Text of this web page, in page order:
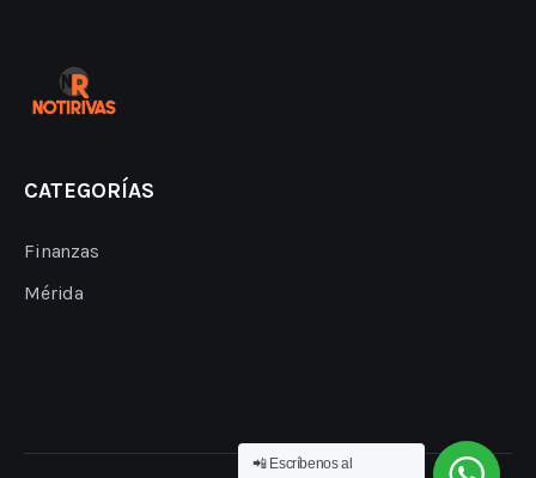
CATEGORÍAS
Finanzas
Mérida
📲 Escríbenos al